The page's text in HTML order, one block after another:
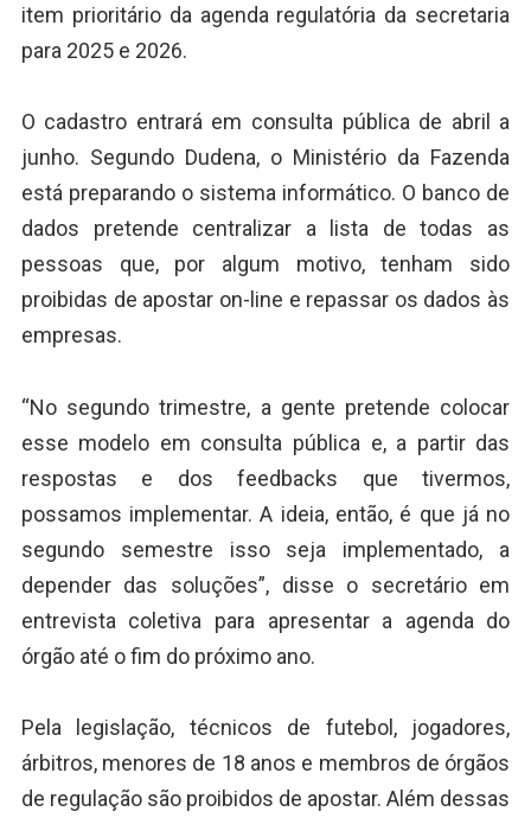
item prioritário da agenda regulatória da secretaria
para 2025 e 2026.
O cadastro entrará em consulta pública de abril a
junho. Segundo Dudena, o Ministério da Fazenda
está preparando o sistema informático. O banco de
dados pretende centralizar a lista de todas as
pessoas que, por algum motivo, tenham sido
proibidas de apostar on-line e repassar os dados às
empresas.
“No segundo trimestre, a gente pretende colocar
esse modelo em consulta pública e, a partir das
respostas e dos feedbacks que tivermos,
possamos implementar. A ideia, então, é que já no
segundo semestre isso seja implementado, a
depender das soluções”, disse o secretário em
entrevista coletiva para apresentar a agenda do
órgão até o fim do próximo ano.
Pela legislação, técnicos de futebol, jogadores,
árbitros, menores de 18 anos e membros de órgãos
de regulação são proibidos de apostar. Além dessas